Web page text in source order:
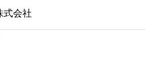
式会社